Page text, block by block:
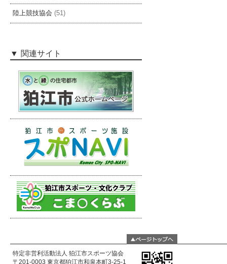
陸上競技協会 (51)
関連サイト
特定非営利活動法人 狛江市スポーツ協会
〒201-0003 東京都狛江市和泉本町3-25-1